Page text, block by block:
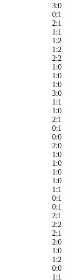
3:0
0:1
2:1
1:1
1:2
1:2
2:2
1:0
1:0
1:0
3:0
1:1
1:0
2:1
0:1
0:0
2:0
1:0
1:0
1:0
1:0
1:1
0:1
0:1
2:1
2:2
2:1
2:0
1:0
1:2
0:0
1:1